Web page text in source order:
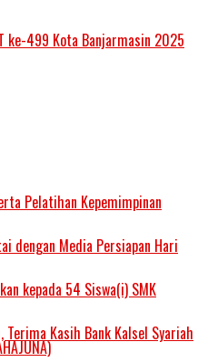
ke-499 Kota Banjarmasin 2025
Pelatihan Kepemimpinan
dengan Media Persiapan Hari
kepada 54 Siswa(i) SMK
Kasih Bank Kalsel Syariah